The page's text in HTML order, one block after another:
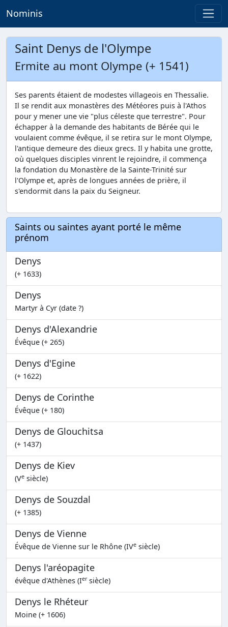
Nominis
Saint Denys de l'Olympe
Ermite au mont Olympe (+ 1541)
Ses parents étaient de modestes villageois en Thessalie.
Il se rendit aux monastères des Météores puis à l'Athos
pour y mener une vie "plus céleste que terrestre". Pour
échapper à la demande des habitants de Bérée qui le
voulaient comme évêque, il se retira sur le mont Olympe,
l'antique demeure des dieux grecs. Il y habita une grotte,
où quelques disciples vinrent le rejoindre, il commença
la fondation du Monastère de la Sainte-Trinité sur
l'Olympe et, après de longues années de prière, il
s'endormit dans la paix du Seigneur.
Saints ou saintes ayant porté le même
prénom
Denys
(+ 1633)
Denys
Martyr à Cyr (date ?)
Denys d'Alexandrie
Évêque (+ 265)
Denys d'Egine
(+ 1622)
Denys de Corinthe
Évêque (+ 180)
Denys de Glouchitsa
(+ 1437)
Denys de Kiev
(Ve siècle)
Denys de Souzdal
(+ 1385)
Denys de Vienne
Évêque de Vienne sur le Rhône (IVe siècle)
Denys l'aréopagite
évêque d'Athènes (Iersiècle)
Denys le Rhéteur
Moine (+ 1606)